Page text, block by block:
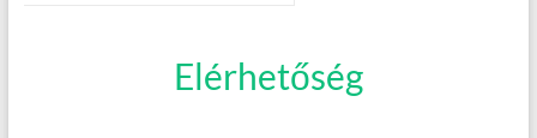
Elérhetőség